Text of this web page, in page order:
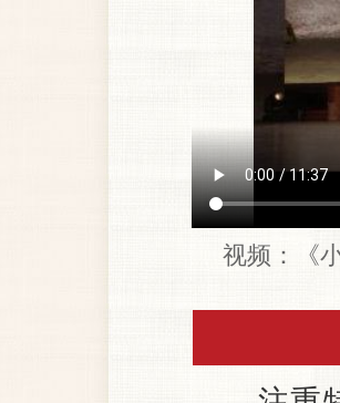
视频：《